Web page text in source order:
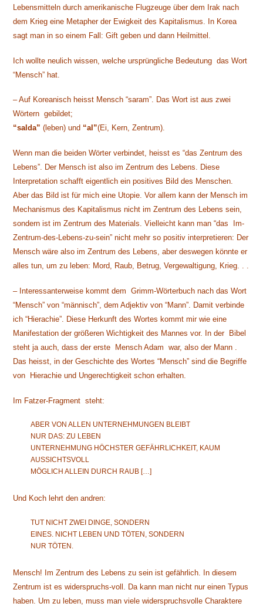
Lebensmitteln durch amerikanische Flugzeuge über dem Irak nach
dem Krieg eine Metapher der Ewigkeit des Kapitalismus. In Korea
sagt man in so einem Fall: Gift geben und dann Heilmittel.
Ich wollte neulich wissen, welche ursprüngliche Bedeutung das Wort
“Mensch” hat.
– Auf Koreanisch heisst Mensch “saram”. Das Wort ist aus zwei
Wörtern gebildet;
“salda” (leben) und “al”(Ei, Kern, Zentrum).
Wenn man die beiden Wörter verbindet, heisst es “das Zentrum des
Lebens”. Der Mensch ist also im Zentrum des Lebens. Diese
Interpretation schafft eigentlich ein positives Bild des Menschen.
Aber das Bild ist für mich eine Utopie. Vor allem kann der Mensch im
Mechanismus des Kapitalismus nicht im Zentrum des Lebens sein,
sondern ist im Zentrum des Materials. Vielleicht kann man “das Im-
Zentrum-des-Lebens-zu-sein” nicht mehr so positiv interpretieren: Der
Mensch wäre also im Zentrum des Lebens, aber deswegen könnte er
alles tun, um zu leben: Mord, Raub, Betrug, Vergewaltigung, Krieg. . .
– Interessanterweise kommt dem Grimm-Wörterbuch nach das Wort
“Mensch” von “männisch”, dem Adjektiv von “Mann”. Damit verbinde
ich “Hierachie”. Diese Herkunft des Wortes kommt mir wie eine
Manifestation der größeren Wichtigkeit des Mannes vor. In der Bibel
steht ja auch, dass der erste Mensch Adam war, also der Mann .
Das heisst, in der Geschichte des Wortes “Mensch” sind die Begriffe
von Hierachie und Ungerechtigkeit schon erhalten.
Im Fatzer-Fragment steht:
ABER VON ALLEN UNTERNEHMUNGEN BLEIBT
NUR DAS: ZU LEBEN
UNTERNEHMUNG HÖCHSTER GEFÄHRLICHKEIT, KAUM
AUSSICHTSVOLL
MÖGLICH ALLEIN DURCH RAUB […]
Und Koch lehrt den andren:
TUT NICHT ZWEI DINGE, SONDERN
EINES. NICHT LEBEN UND TÖTEN, SONDERN
NUR TÖTEN.
Mensch! Im Zentrum des Lebens zu sein ist gefährlich. In diesem
Zentrum ist es widerspruchs-voll. Da kann man nicht nur einen Typus
haben. Um zu leben, muss man viele widerspruchsvolle Charaktere